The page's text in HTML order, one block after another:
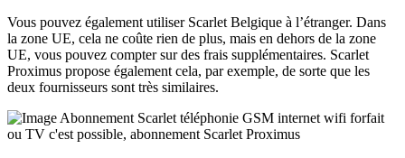
Vous pouvez également utiliser Scarlet Belgique à l’étranger. Dans
la zone UE, cela ne coûte rien de plus, mais en dehors de la zone
UE, vous pouvez compter sur des frais supplémentaires. Scarlet
Proximus propose également cela, par exemple, de sorte que les
deux fournisseurs sont très similaires.